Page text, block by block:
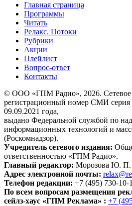
Главная страница
Программы
Читать
Релакс. Потоки
Рубрики
Акции
Плейлист
Вопрос-ответ
Контакты
© ООО «ГПМ Радио», 2026. Сетевое
регистрационный номер СМИ
09.09.2021 года,
выдано Федеральной службой по
информационных технологий и
(Роскомнадзор).
Учредитель сетевого издания:
ответственностью «ГПМ Радио».
Главный редактор: Морозова Ю. П.
Адрес электронной почты:
Телефон редакции: +7 (495) 730-10-
По всем вопросам размещения
сейлз-хаус «ГПМ Реклама» : +7